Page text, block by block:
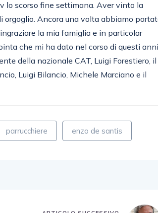
orgoglio. Ancora una volta abbiamo portato
la mia famiglia e in particolar
che mi ha dato nel corso di questi anni
della nazionale CAT, Luigi Forestiero, il
Luigi Bilancio, Michele Marciano e il
parrucchiere enzo de santis